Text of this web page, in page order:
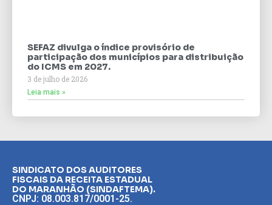
SEFAZ divulga o índice provisório de
participação dos municípios para distribuição
do ICMS em 2027.
3 de julho de 2026
Leia mais »
SINDICATO DOS AUDITORES
FISCAIS DA RECEITA ESTADUAL
DO MARANHÃO (SINDAFTEMA).
CNPJ: 08.003.817/0001-25.